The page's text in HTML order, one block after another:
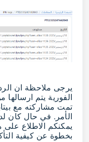
يرجى ملاحظة ان
الفورية يتم
تمت مشاركته مع
الأمر. في حال كان
يمكنكم الاطلاع على
بخطوة عن كيفية